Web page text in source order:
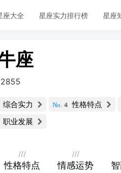
座大全 星座实力排行榜 星座
座
2855
综合实力 No.4 性格特点
职业发展
///
性格特点
///
情感运势